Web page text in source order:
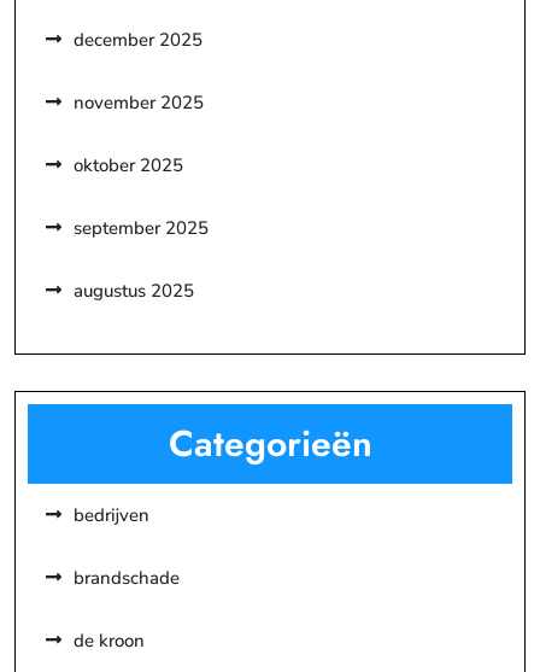
december 2025
november 2025
oktober 2025
september 2025
augustus 2025
Categorieën
bedrijven
brandschade
de kroon